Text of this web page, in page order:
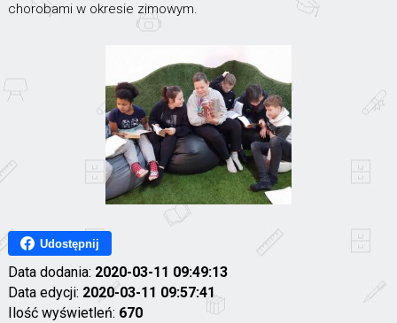
chorobami w okresie zimowym.
Udostępnij
Data dodania: 2020-03-11 09:49:13
Data edycji: 2020-03-11 09:57:41
Ilość wyświetleń: 670